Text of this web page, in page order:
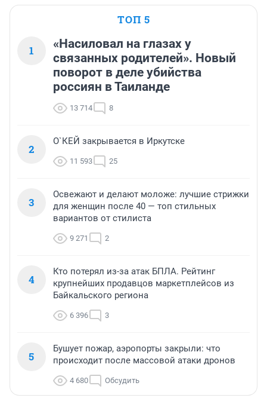
ТОП 5
1
«Насиловал на глазах у
связанных родителей». Новый
поворот в деле убийства
россиян в Таиланде
13 714 8
2
О`КЕЙ закрывается в Иркутске
11 593 25
3
Освежают и делают моложе: лучшие стрижки
для женщин после 40 — топ стильных
вариантов от стилиста
9 271 2
4
Кто потерял из-за атак БПЛА. Рейтинг
крупнейших продавцов маркетплейсов из
Байкальского региона
6 396 3
5
Бушует пожар, аэропорты закрыли: что
происходит после массовой атаки дронов
4 680 Обсудить